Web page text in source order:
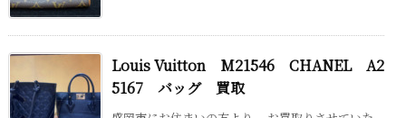
Louis Vuitton M21546 CHANEL A2
5167 バッグ 買取